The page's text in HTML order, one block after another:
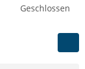
Geschlossen